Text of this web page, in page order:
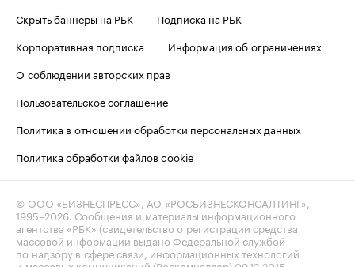
Скрыть баннеры на РБК
Подписка на РБК
Корпоративная подписка
Информация об ограничениях
О соблюдении авторских прав
Пользовательское соглашение
Политика в отношении обработки персональных данных
Политика обработки файлов cookie
© ООО «БИЗНЕСПРЕСС», АО «РОСБИЗНЕСКОНСАЛТИНГ»,
1995–2026 . Сообщения и материалы информационного
агентства «РБК» (свидетельство о регистрации средства
массовой информации выдано Федеральной службой
по надзору в сфере связи, информационных технологий